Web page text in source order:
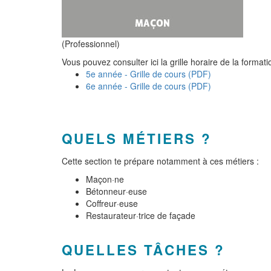
(Professionnel)
Vous pouvez consulter ici la grille horaire de la
5e année - Grille de cours (PDF)
6e année - Grille de cours (PDF)
QUELS MÉTIERS ?
Cette section te prépare notamment à ces métiers :
Maçon·ne
Bétonneur·euse
Coffreur·euse
Restaurateur·trice de façade
QUELLES TÂCHES ?